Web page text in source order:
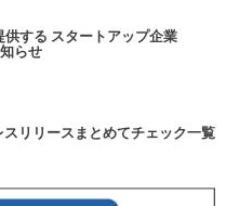
する スタートアップ企業
らせ
スリリースまとめてチェック一覧